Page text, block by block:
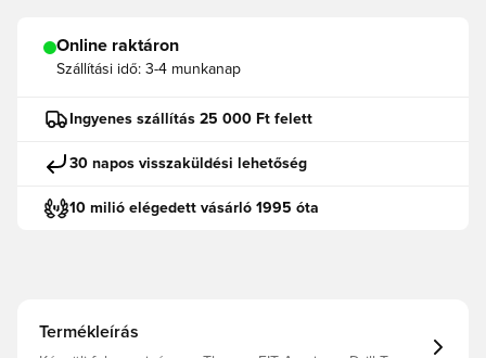
Online raktáron
Szállítási idő: 3-4 munkanap
Ingyenes szállítás 25 000 Ft felett
30 napos visszaküldési lehetőség
10 milió elégedett vásárló 1995 óta
Termékleírás